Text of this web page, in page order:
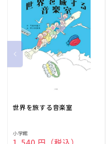
世界を旅する音楽室
販
小学館